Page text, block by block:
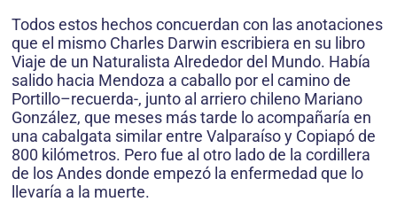
Todos estos hechos concuerdan con las anotaciones
que el mismo Charles Darwin escribiera en su libro
Viaje de un Naturalista Alrededor del Mundo. Había
salido hacia Mendoza a caballo por el camino de
Portillo–recuerda-, junto al arriero chileno Mariano
González, que meses más tarde lo acompañaría en
una cabalgata similar entre Valparaíso y Copiapó de
800 kilómetros. Pero fue al otro lado de la cordillera
de los Andes donde empezó la enfermedad que lo
llevaría a la muerte.